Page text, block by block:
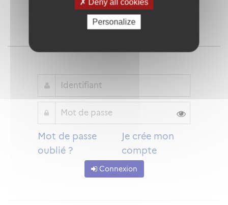
Deny all cookies
Personalize
Qu'est-ce que FranceConnect ?
Mot de passe
oublié ?
Je crée mon
compte
Connexion